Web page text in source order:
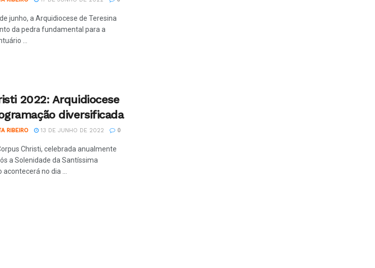
junho, a Arquidiocese de Teresina
da pedra fundamental para a
...
2022: Arquidiocese
diversificada
RIBEIRO 13 DE JUNHO DE 2022 0
Christi, celebrada anualmente
a Solenidade da Santíssima
no dia ...